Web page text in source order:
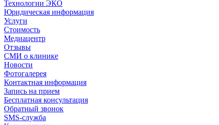
Технологии ЭКО
Юридическая информация
Услуги
Стоимость
Медиацентр
Отзывы
СМИ о клинике
Новости
Фотогалерея
Контактная информация
Запись на прием
Бесплатная консультация
Обратный звонок
SMS-служба